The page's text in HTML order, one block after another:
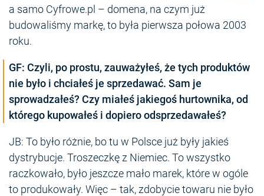
a samo Cyfrowe.pl – domena, na czym już
budowaliśmy markę, to była pierwsza połowa 2003
roku.
GF: Czyli, po prostu, zauważyłeś, że tych produktów
nie było i chciałeś je sprzedawać. Sam je
sprowadzałeś? Czy miałeś jakiegoś hurtownika, od
którego kupowałeś i dopiero odsprzedawałeś?
JB: To było różnie, bo tu w Polsce już były jakieś
dystrybucje. Troszeczkę z Niemiec. To wszystko
raczkowało, było jeszcze mało marek, które w ogóle
to produkowały. Więc – tak, zdobycie towaru nie było